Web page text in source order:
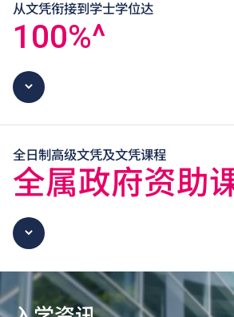
从文凭衔接到学士学位达
100%^
全日制高级文凭及文凭课程
全属政府资助